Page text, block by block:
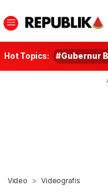
Hot Topics: #Gubernur
Video Videografis